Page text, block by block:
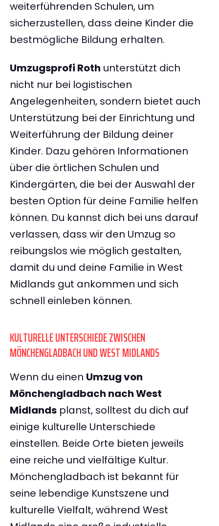
weiterführenden Schulen, um
sicherzustellen, dass deine Kinder die
bestmögliche Bildung erhalten.
Umzugsprofi Roth unterstützt dich
nicht nur bei logistischen
Angelegenheiten, sondern bietet auch
Unterstützung bei der Einrichtung und
Weiterführung der Bildung deiner
Kinder. Dazu gehören Informationen
über die örtlichen Schulen und
Kindergärten, die bei der Auswahl der
besten Option für deine Familie helfen
können. Du kannst dich bei uns darauf
verlassen, dass wir den Umzug so
reibungslos wie möglich gestalten,
damit du und deine Familie in West
Midlands gut ankommen und sich
schnell einleben können.
KULTURELLE UNTERSCHIEDE ZWISCHEN
MÖNCHENGLADBACH UND WEST MIDLANDS
Wenn du einen Umzug von
Mönchengladbach nach West
Midlands planst, solltest du dich auf
einige kulturelle Unterschiede
einstellen. Beide Orte bieten jeweils
eine reiche und vielfältige Kultur.
Mönchengladbach ist bekannt für
seine lebendige Kunstszene und
kulturelle Vielfalt, während West